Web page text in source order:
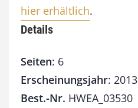
ehier erhältlich.
Details
Seiten: 6
Erscheinungsjahr: 2013
Best.-Nr. HWEA_03530